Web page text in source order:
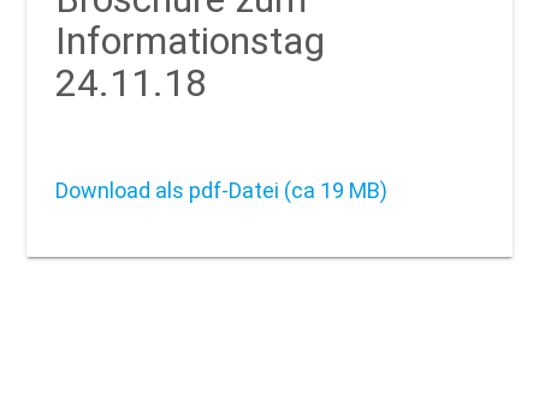
Informationstag
24.11.18
Download als pdf-Datei (ca 19 MB)